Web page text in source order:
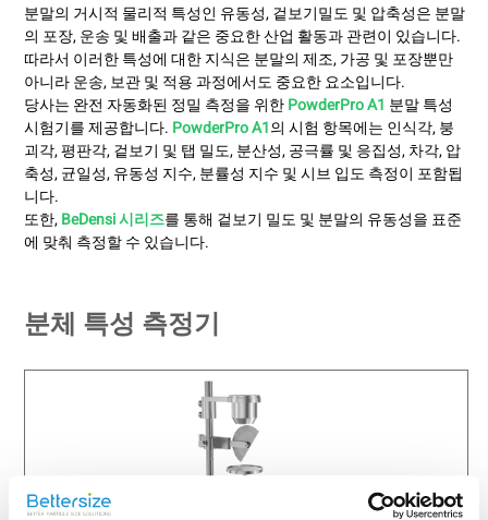
분말의 거시적 물리적 특성인 유동성, 겉보기밀도 및 압축성은 분말
의 포장, 운송 및 배출과 같은 중요한 산업 활동과 관련이 있습니다.
따라서 이러한 특성에 대한 지식은 분말의 제조, 가공 및 포장뿐만
아니라 운송, 보관 및 적용 과정에서도 중요한 요소입니다.
당사는 완전 자동화된 정밀 측정을 위한 PowderPro A1 분말 특성
시험기를 제공합니다. PowderPro A1의 시험 항목에는 인식각, 붕
괴각, 평판각, 겉보기 및 탭 밀도, 분산성, 공극률 및 응집성, 차각, 압
축성, 균일성, 유동성 지수, 분률성 지수 및 시브 입도 측정이 포함됩
니다.
또한,BeDensi 시리즈를 통해 겉보기 밀도 및 분말의 유동성을 표준
에 맞춰 측정할 수 있습니다.
분체 특성 측정기